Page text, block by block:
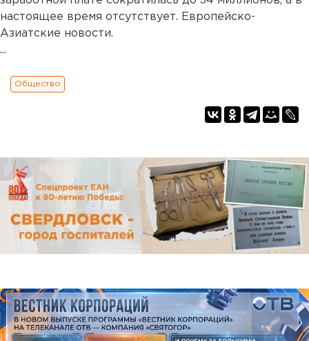
настоящее время отсутствует. Европейско-
Азиатские новости.
...
Общество